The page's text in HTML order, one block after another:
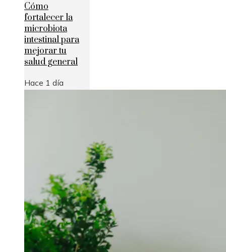
Cómo
fortalecer la
microbiota
intestinal para
mejorar tu
salud general
Hace 1 día